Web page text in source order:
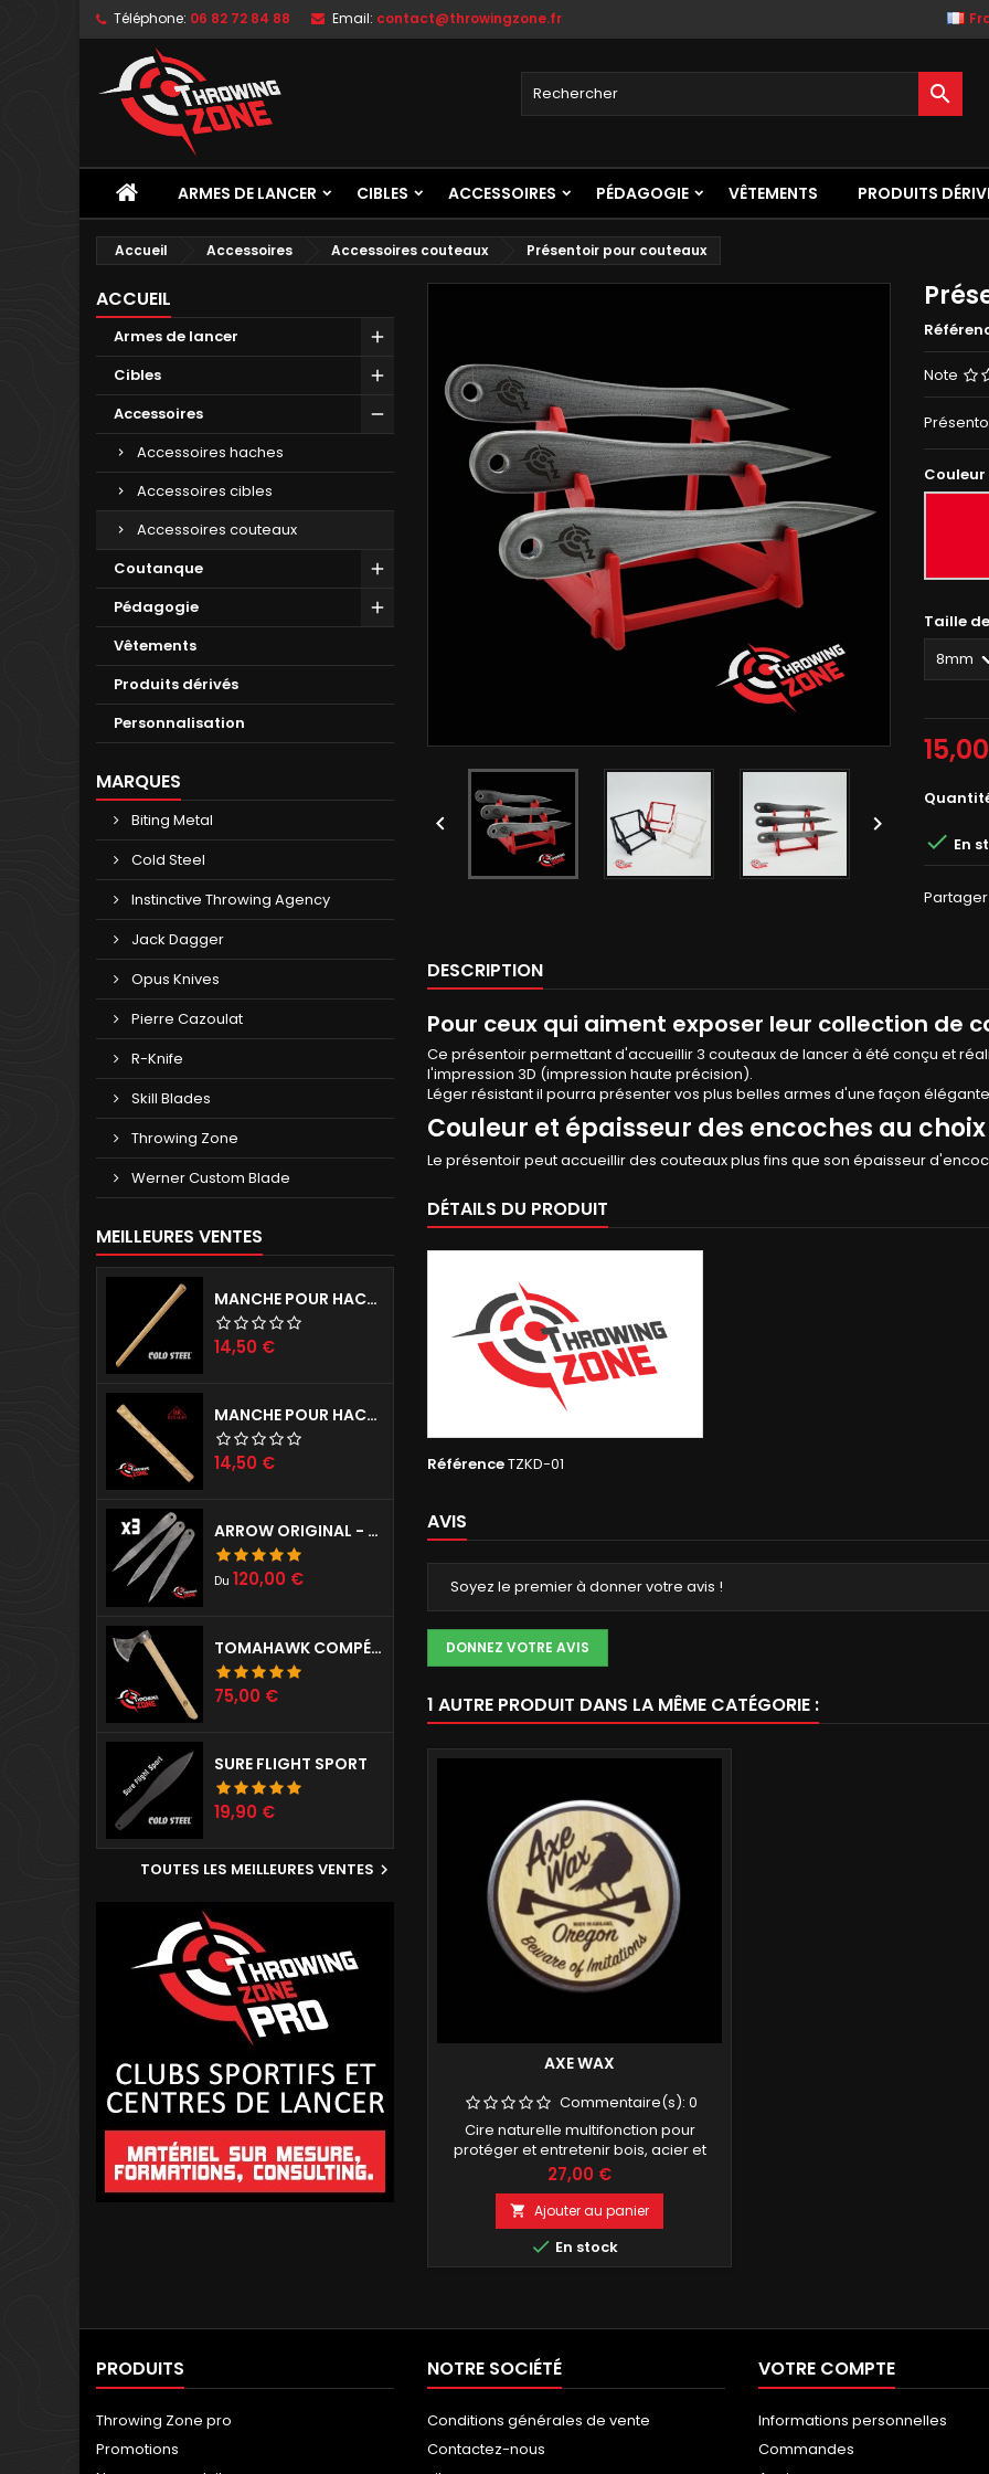
Téléphone: 06 82 72 84 88 Email: contact@throwingzone.fr

ARMES DE LANCER CIBLES ACCESSOIRES PÉDAGOGIE VÊTEMENTS PRODUITS
Accueil Accessoires Accessoires couteaux Présentoir pour couteaux
ACCUEIL
Armes de lancer
Cibles
Accessoires
Accessoires haches
Accessoires cibles
Accessoires couteaux
Coutanque
Pédagogie
Vêtements
Produits dérivés
Personnalisation
MARQUES
Biting Metal
Cold Steel
Instinctive Throwing Agency
Jack Dagger
Opus Knives
Pierre Cazoulat
R-Knife
Skill Blades
Throwing Zone
Werner Custom Blade
MEILLEURES VENTES
MANCHE POUR HACHES COLD STEEL
Prix
14,50 €
MANCHE POUR HACHE RINALDI
Prix
14,50 €
ARROW ORIGINAL - SET DE 3
Du Prix
120,00 €
TOMAHAWK COMPÉTITION PRÉPARÉ
Prix
75,00 €
SURE FLIGHT SPORT
Prix
19,90 €
TOUTES LES MEILLEURES VENTES 
 
Note
Couleur
Taille
 En
Partager
DESCRIPTION
Pour ceux qui aiment exposer leur collection de
Ce présentoir permettant d'accueillir 3 couteaux de lancer à été conçu et
l'impression 3D (impression haute précision).
Léger résistant il pourra présenter vos plus belles armes d'une façon
Couleur et épaisseur des encoches au choix
Le présentoir peut accueillir des couteaux plus fins que son épaisseur
DÉTAILS DU PRODUIT
RéférenceTZKD-01
AVIS
Soyez le premier à donner votre avis !
DONNEZ VOTRE AVIS
1 AUTRE PRODUIT DANS LA MÊME CATÉGORIE :
AXE WAX
Commentaire(s): 0
Cire naturelle multifonction pour
protéger et entretenir bois, acier et
cuir.
Prix
27,00 €
 Ajouter au panier
 En stock
PRODUITS
Throwing Zone pro
Promotions
NOTRE SOCIÉTÉ
Conditions générales de vente
Contactez-nous
VOTRE COMPTE
Informations personnelles
Commandes